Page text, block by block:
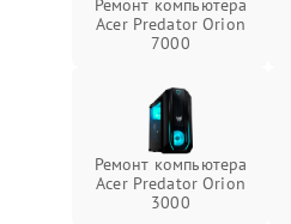
Ремонт компьютера
Acer Predator Orion
7000
Ремонт компьютера
Acer Predator Orion
3000